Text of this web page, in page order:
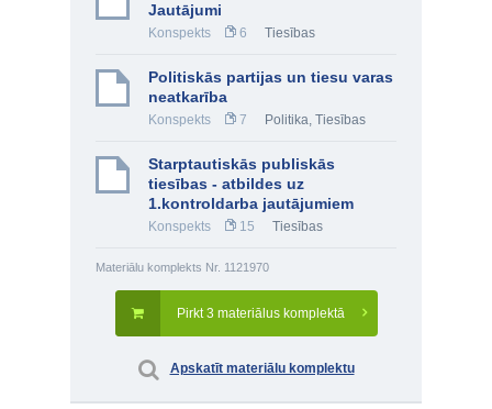
Jautājumi
Konspekts 6 Tiesības
Politiskās partijas un tiesu varas
neatkarība
Konspekts 7 Politika, Tiesības
Starptautiskās publiskās
tiesības - atbildes uz
1.kontroldarba jautājumiem
Konspekts 15 Tiesības
Materiālu komplekts Nr. 1121970
Pirkt 3 materiālus komplektā
Apskatīt materiālu komplektu